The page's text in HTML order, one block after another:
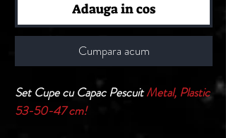
Adauga in cos
Cumpara acum
Set Cupe cu Capac PescuitMetal, Plastic
53-50-47 cm!